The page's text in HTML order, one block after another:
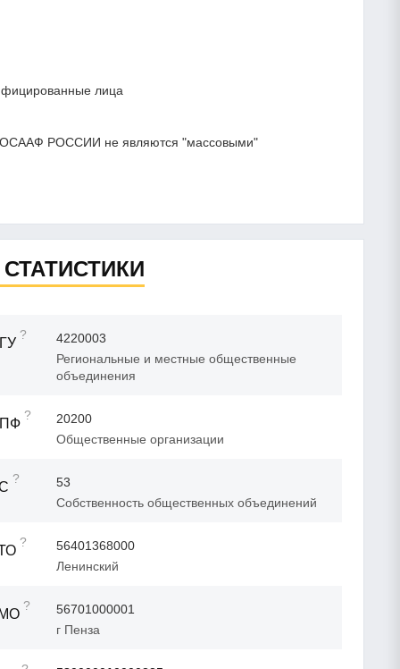
лица
РОССИИ не являются "массовыми"
?
4220003
Региональные и местные общественные
объединения
?
20200
Общественные организации
?
53
Собственность общественных объединений
?
56401368000
Ленинский
?
56701000001
г Пенза